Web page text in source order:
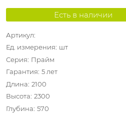
Есть в наличии
Артикул:
Ед. измерения: шт
Серия: Прайм
Гарантия: 5 лет
Длина: 2100
Высота: 2300
Глубина: 570